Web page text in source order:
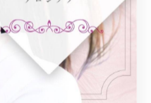
ぼの場所を間違えたため
ケースもあるため、最
イスを受けながら始め